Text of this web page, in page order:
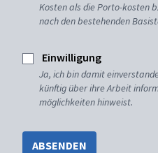
Kosten als die Porto-kosten
nach den bestehenden
Einwilligung
Ja, ich bin damit
künftig über ihre Arbeit
möglichkeiten hinweist.
ABSENDEN